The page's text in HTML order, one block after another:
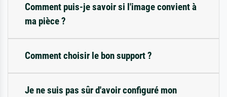
Comment puis-je savoir si l'image convient à
ma pièce ?
Comment choisir le bon support ?
Je ne suis pas sûr d'avoir configuré mon